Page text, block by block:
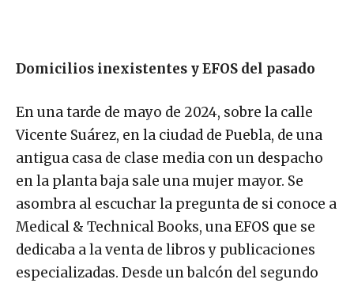
Domicilios inexistentes y EFOS del pasado
En una tarde de mayo de 2024, sobre la calle
Vicente Suárez, en la ciudad de Puebla, de una
antigua casa de clase media con un despacho
en la planta baja sale una mujer mayor. Se
asombra al escuchar la pregunta de si conoce a
Medical & Technical Books, una EFOS que se
dedicaba a la venta de libros y publicaciones
especializadas. Desde un balcón del segundo